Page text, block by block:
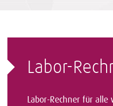
Labor-
Labor-Rechner für alle